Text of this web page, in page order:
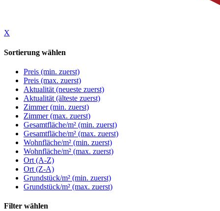
X
Sortierung wählen
Preis (min. zuerst)
Preis (max. zuerst)
Aktualität (neueste zuerst)
Aktualität (älteste zuerst)
Zimmer (min. zuerst)
Zimmer (max. zuerst)
Gesamtfläche/m² (min. zuerst)
Gesamtfläche/m² (max. zuerst)
Wohnfläche/m² (min. zuerst)
Wohnfläche/m² (max. zuerst)
Ort (A-Z)
Ort (Z-A)
Grundstück/m² (min. zuerst)
Grundstück/m² (max. zuerst)
Filter wählen